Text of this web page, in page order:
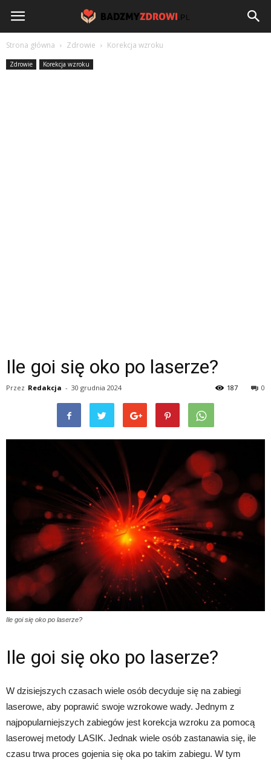
BadzmyZdrowi.pl
Strona główna Zdrowie Korekcja wzroku
Zdrowie Korekcja wzroku
Ile goi się oko po laserze?
Przez Redakcja - 30 grudnia 2024 0
187
Ile goi się oko po laserze?
Ile goi się oko po laserze?
W dzisiejszych czasach wiele osób decyduje się na zabiegi
laserowe, aby poprawić swoje wzrokowe wady. Jednym z
najpopularniejszych zabiegów jest korekcja wzroku za pomocą
laserowej metody LASIK. Jednak wiele osób zastanawia się, ile
czasu trwa proces gojenia się oka po takim zabiegu. W tym